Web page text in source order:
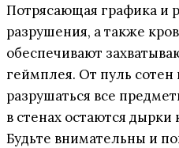
Потрясающая графика и
разрушения, а также
обеспечивают
геймплея. От пуль сотен
разрушаться все
в стенах остаются дырки
Будьте внимательны и